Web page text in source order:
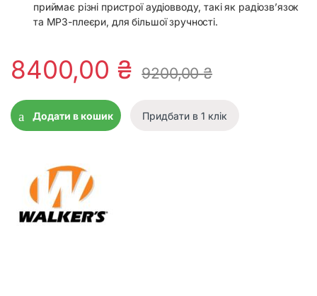
приймає різні пристрої аудіовводу, такі як радіозв’язок
та MP3-плеєри, для більшої зручності.
8400,00 ₴ 9200,00₴
Додати в кошик Придбати в 1 клік